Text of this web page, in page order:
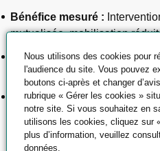
Bénéfice mesuré :
mutualisée, mobilisation
Profil clé :Technicien de
Technologue AR
Formation clé : Licence Pro
Systèmes de Production et
Nous utilisons des cookies pour
l'audience du site. Vous pouvez
boutons ci-après et changer
rubrique « Gérer les cookies »
notre site. Si vous souhaitez en
utilisons les cookies, cliquez sur
plus d’information, veuillez
données.